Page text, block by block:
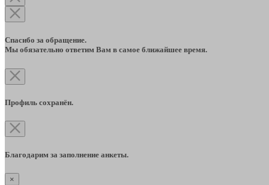
Спасибо за обращение.
Мы обязательно ответим Вам в самое ближайшее время.
Профиль сохранён.
Благодарим за заполнение анкеты.
×